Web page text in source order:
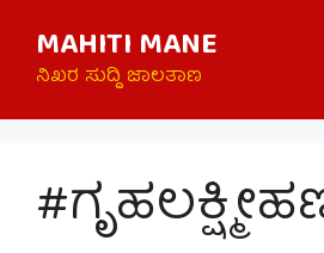
content
MAHITI MANE
ನಿಖರ ಸುದ್ದಿ ಜಾಲತಾಣ